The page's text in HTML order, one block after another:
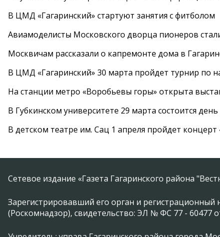
В ЦМД «Гагаринский» стартуют занятия с фитболом
Авиамоделисты Московского дворца пионеров
Москвичам рассказали о капремонте дома в
В ЦМД «Гагаринский» 30 марта пройдет турнир по
На станции метро «Воробьевы горы» открыта
В Губкинском университете 29 марта состоится
В детском театре им. Сац 1 апреля пройдет
Сетевое издание «Газета Гагаринского района
Зарегистрировавший его орган и
(Роскомнадзор), свидетельство: ЭЛ № ФС 77 - 60477